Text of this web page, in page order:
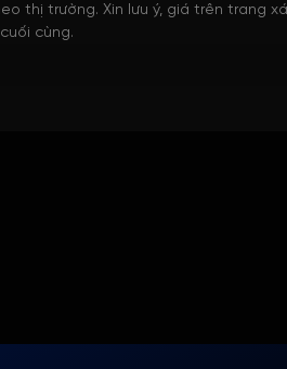
thị trường. Xin lưu ý, giá trên trang
cùng.